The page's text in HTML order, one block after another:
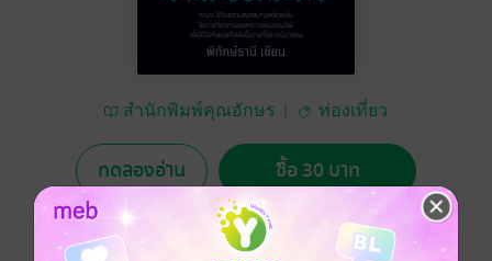
สำนักพิมพ์คุณอักษร ท่องเที่ยว
ทดลองอ่าน ซื้อ 30 บาท
No Rating